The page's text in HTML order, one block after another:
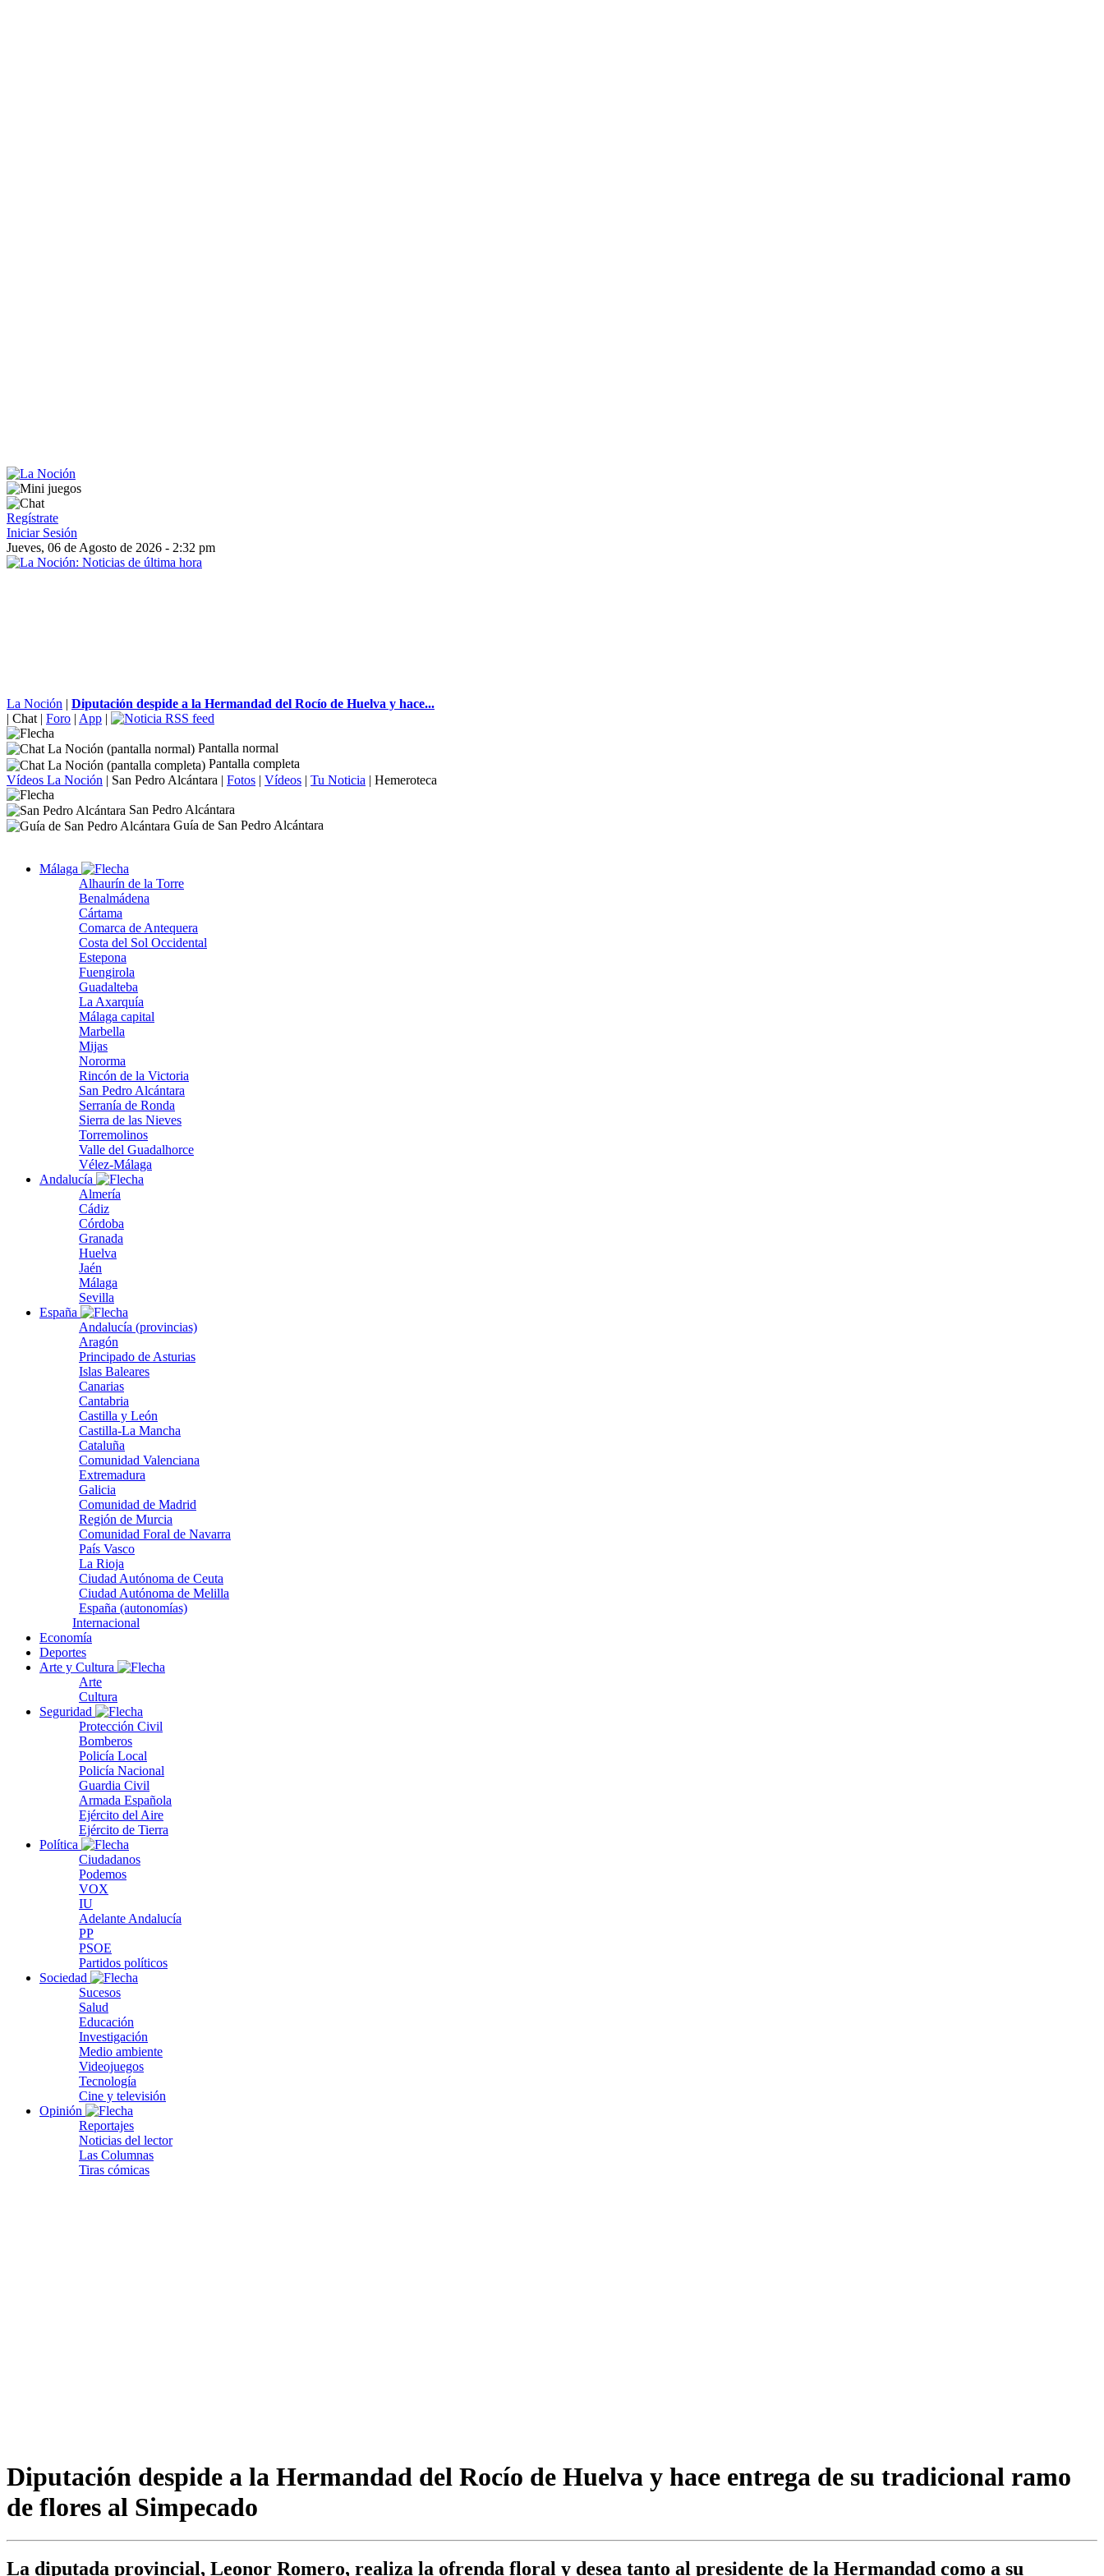
Regístrate
Iniciar Sesión
Jueves, 06 de Agosto de 2026 - 2:32 pm
La Noción | Diputación despide a la Hermandad del Rocío de Huelva y hace...
| Chat | Foro | App |
Pantalla normal
Pantalla completa
Vídeos La Noción | San Pedro Alcántara | Fotos | Vídeos | Tu Noticia | Hemeroteca
San Pedro Alcántara
Guía de San Pedro Alcántara
Málaga
Alhaurín de la Torre
Benalmádena
Cártama
Comarca de Antequera
Costa del Sol Occidental
Estepona
Fuengirola
Guadalteba
La Axarquía
Málaga capital
Marbella
Mijas
Nororma
Rincón de la Victoria
San Pedro Alcántara
Serranía de Ronda
Sierra de las Nieves
Torremolinos
Valle del Guadalhorce
Vélez-Málaga
Andalucía
Almería
Cádiz
Córdoba
Granada
Huelva
Jaén
Málaga
Sevilla
España
Andalucía (provincias)
Aragón
Principado de Asturias
Islas Baleares
Canarias
Cantabria
Castilla y León
Castilla-La Mancha
Cataluña
Comunidad Valenciana
Extremadura
Galicia
Comunidad de Madrid
Región de Murcia
Comunidad Foral de Navarra
País Vasco
La Rioja
Ciudad Autónoma de Ceuta
Ciudad Autónoma de Melilla
España (autonomías)
Internacional
Economía
Deportes
Arte y Cultura
Arte
Cultura
Seguridad
Protección Civil
Bomberos
Policía Local
Policía Nacional
Guardia Civil
Armada Española
Ejército del Aire
Ejército de Tierra
Política
Ciudadanos
Podemos
VOX
IU
Adelante Andalucía
PP
PSOE
Partidos políticos
Sociedad
Sucesos
Salud
Educación
Investigación
Medio ambiente
Videojuegos
Tecnología
Cine y televisión
Opinión
Reportajes
Noticias del lector
Las Columnas
Tiras cómicas
Diputación despide a la Hermandad del Rocío de Huelva y hace entrega de su tradicional ramo
de flores al Simpecado
La diputada provincial, Leonor Romero, realiza la ofrenda floral y desea tanto al presidente de la Hermandad como a su